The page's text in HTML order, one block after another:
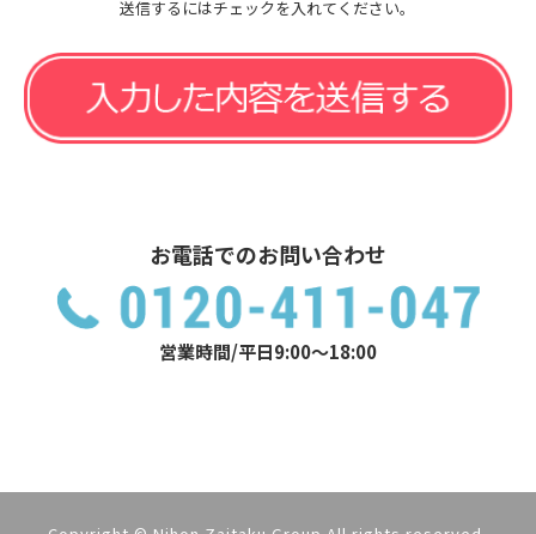
送信するにはチェックを入れてください。
お電話でのお問い合わせ
営業時間/平日9:00～18:00